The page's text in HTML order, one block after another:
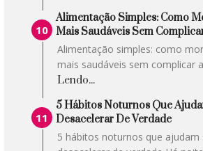
Alimentação Simples: Como
Mais Saudáveis Sem
Alimentação simples: como
mais saudáveis sem complicar a
Lendo...
5 Hábitos Noturnos Que
Desacelerar De Verdade
5 hábitos noturnos que ajudam